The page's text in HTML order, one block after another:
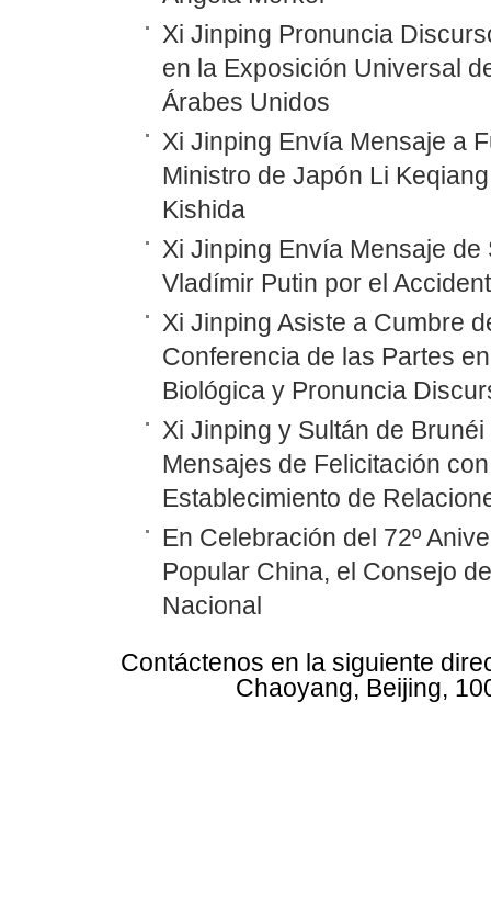
Xi Jinping Pronuncia
en la Exposición Universal
Árabes Unidos
Xi Jinping Envía Mensaje a
Ministro de Japón Li
Kishida
Xi Jinping Envía Mensaje
Vladímir Putin por el
Xi Jinping Asiste a Cumbre
Conferencia de las Partes
Biológica y Pronuncia
Xi Jinping y Sultán de
Mensajes de Felicitación
Establecimiento de
En Celebración del 72º
Popular China, el Consejo
Nacional
Contáctenos en la siguiente
Chaoyang, Beijing,